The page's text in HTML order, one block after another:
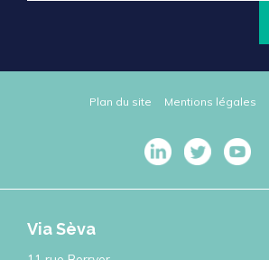
Plan du site Mentions légales
Via Sèva